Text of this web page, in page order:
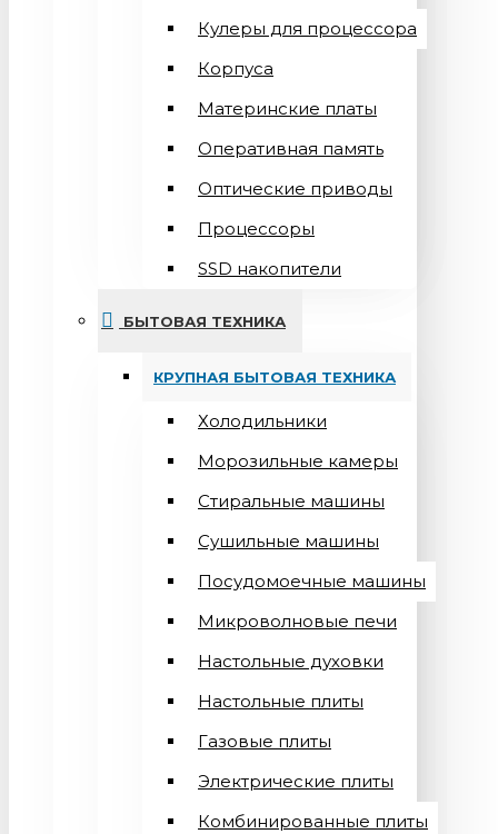
Кулеры для процессора
Корпуса
Материнские платы
Оперативная память
Оптические приводы
Процессоры
SSD накопители
БЫТОВАЯ ТЕХНИКА
КРУПНАЯ БЫТОВАЯ ТЕХНИКА
Холодильники
Морозильные камеры
Стиральные машины
Сушильные машины
Посудомоечные машины
Микроволновые печи
Настольные духовки
Настольные плиты
Газовые плиты
Электрические плиты
Комбинированные плиты